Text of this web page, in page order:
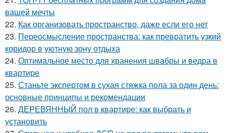
вашей мечты
22. Как организовать пространство, даже если его нет
23. Переосмысление пространства: как превратить узкий
коридор в уютную зону отдыха
24. Оптимальное место для хранения швабры и ведра в
квартире
25. Станьте экспертом в сухая стяжка пола за один день:
основные принципы и рекомендации
26. ДЕРЕВЯННЫЙ пол в квартире: как выбрать и
установить